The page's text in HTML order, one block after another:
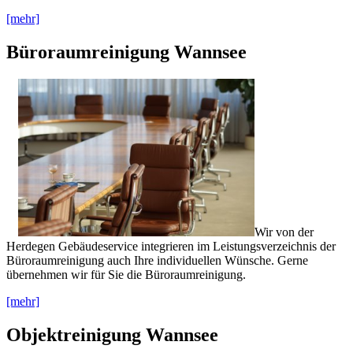
[mehr]
Büroraumreinigung Wannsee
Wir von der
Herdegen Gebäudeservice integrieren im Leistungsverzeichnis der
Büroraumreinigung auch Ihre individuellen Wünsche. Gerne
übernehmen wir für Sie die Büroraumreinigung.
[mehr]
Objektreinigung Wannsee